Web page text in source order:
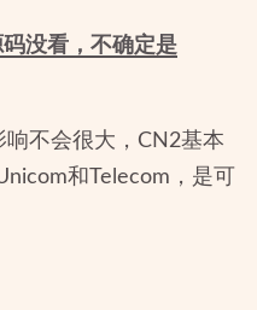
没看，不确定是
响不会很大，CN2基本
和Telecom，是可